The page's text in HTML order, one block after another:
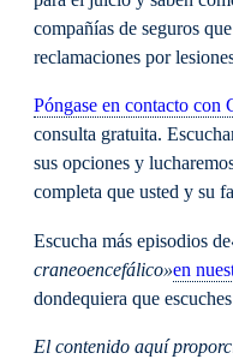
compañías de seguros
reclamaciones por
Póngase en contacto
consulta gratuita.
sus opciones y
completa que usted y su
Escucha más episodios de
craneoencefálico»en
dondequiera que
El contenido aquí